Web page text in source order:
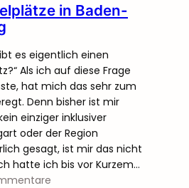
in Baden-
es eigentlich einen
Als ich auf diese Frage
hat mich das sehr zum
Denn bisher ist mir
einziger inklusiver
oder der Region
gesagt, ist mir das nicht
hatte ich bis vor Kurzem…